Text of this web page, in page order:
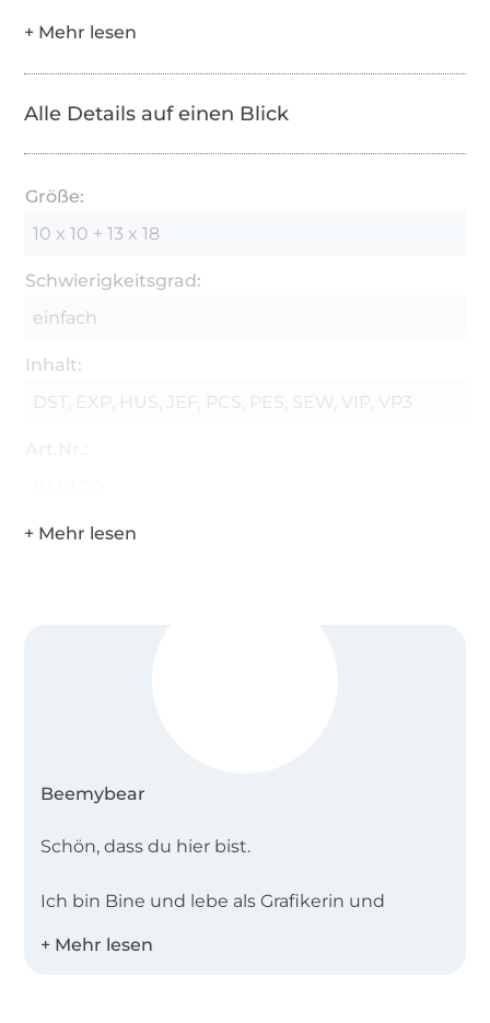
Alle Details auf einen Blick
Größe:
10 x 10 + 13 x 18
Schwierigkeitsgrad:
einfach
Inhalt:
DST, EXP, HUS, JEF, PCS, PES, SEW, VIP, VP3
Beemybear
Schön, dass du hier bist.
Ich bin Bine und lebe als Grafikerin und
Mein Labelbeemybear